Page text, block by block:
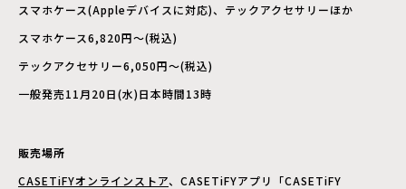
スマホケース(Appleデバイスに対応)、テックアクセサリーほか
スマホケース6,820円〜(税込)
テックアクセサリー6,050円〜(税込)
一般発売11月20日(水)日本時間13時
販売場所
CASETiFYオンラインストア、CASETiFYアプリ「CASETiFY